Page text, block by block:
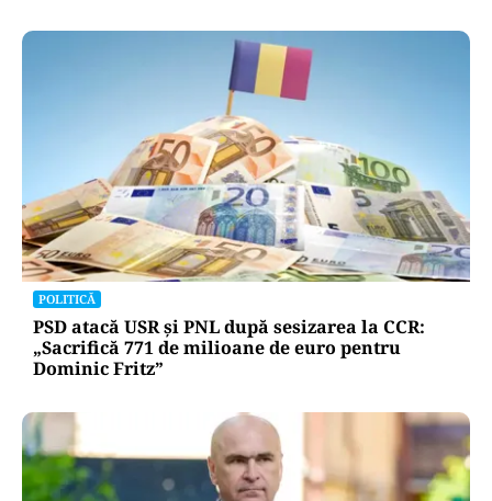
POLITICĂ
PSD atacă USR și PNL după sesizarea la CCR:
„Sacrifică 771 de milioane de euro pentru
Dominic Fritz”